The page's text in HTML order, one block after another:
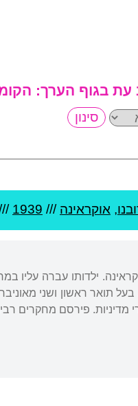
עת בגוף הערך:
, אוקראינה ///
1939
///
מדיניות. פירסם מחקרים